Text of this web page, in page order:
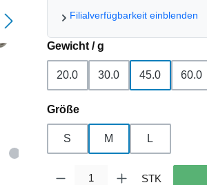
Filialverfügbarkeit einblenden
Gewicht / gauswählen
20.0 30.0 45.0 60.0
Größeauswählen
S M L
Produkt Anzahl: Gib den
STK